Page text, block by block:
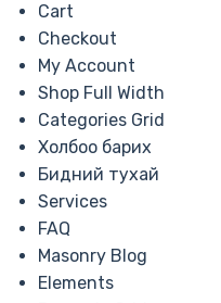
Cart
Checkout
My Account
Shop Full Width
Categories Grid
Холбоо барих
Бидний тухай
Services
FAQ
Masonry Blog
Elements